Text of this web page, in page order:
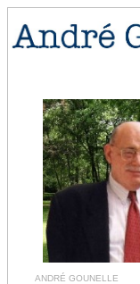
ANDRÉ GOUNELLE